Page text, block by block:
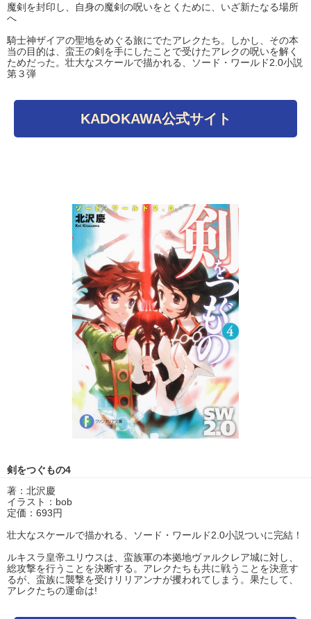
魔剣を封印し、自身の魔剣の呪いをとくために、いざ新たなる場所
へ
騎士神ザイアの聖地をめぐる旅にでたアレクたち。しかし、その本
当の目的は、蛮王の剣を手にしたことで受けたアレクの呪いを解く
ためだった。壮大なスケールで描かれる、ソード・ワールド2.0小説
第３弾
KADOKAWA公式サイト
剣をつぐもの4
著：北沢慶
イラスト：bob
定価：693円
壮大なスケールで描かれる、ソード・ワールド2.0小説ついに完結！
ルキスラ皇帝ユリウスは、蛮族軍の本拠地ヴァルクレア城に対し、
総攻撃を行うことを決断する。アレクたちも共に戦うことを決意す
るが、蛮族に襲撃を受けリリアンナが攫われてしまう。果たして、
アレクたちの運命は!